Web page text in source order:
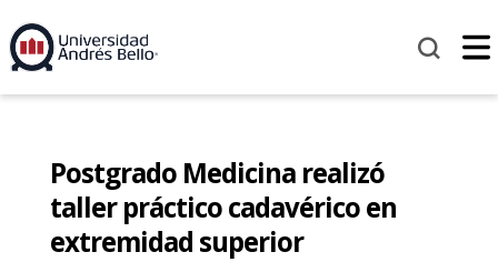
Postgrado Medicina realizó
taller práctico cadavérico en
extremidad superior